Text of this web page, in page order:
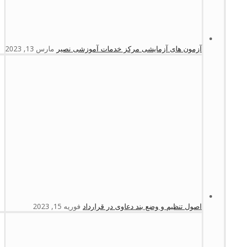
آزمون های آزمایشی مرکز خدمات آموزشی نصیر مارس 13, 2023
اصول تنظیم و وضع بند دعاوی در قرارداد فوریه 15, 2023